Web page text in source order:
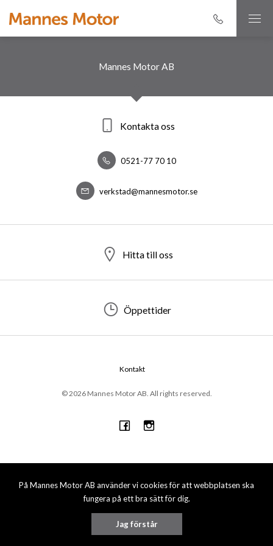
På Mannes Motor AB använder vi cookies för att webbplatsen ska
fungera på ett bra sätt för dig.
Jag förstår
Mannes Motor AB
Kontakta oss
0521-77 70 10
verkstad@mannesmotor.se
Hitta till oss
Öppettider
© 2026 Mannes Motor AB. All rights reserved.
Kontakt